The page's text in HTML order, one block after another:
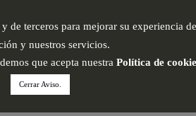
de terceros para mejorar su experiencia de
y nuestros servicios.
que acepta nuestra Política de
Cerrar Aviso.